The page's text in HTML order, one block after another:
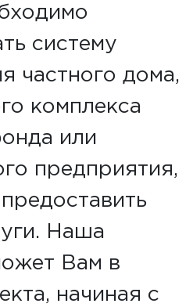
систему
частного дома,
комплекса
или
предприятия,
Наша
Вам в
начиная с